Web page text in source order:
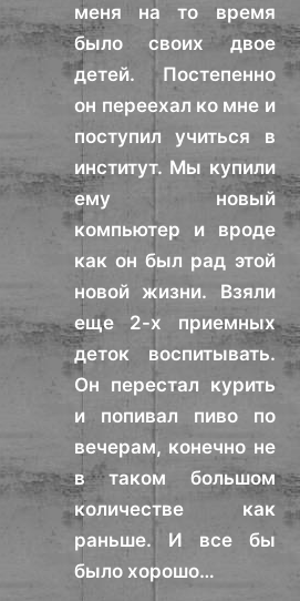
меня на то время
было своих двое
детей. Постепенно
он переехал ко мне и
поступил учиться в
институт. Мы купили
ему новый
компьютер и вроде
как он был рад этой
новой жизни. Взяли
еще 2-х приемных
деток воспитывать.
Он перестал курить
и попивал пиво по
вечерам, конечно не
в таком большом
количестве как
раньше. И все бы
было хорошо…